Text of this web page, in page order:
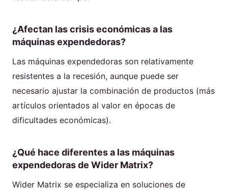
¿Afectan las crisis económicas a las
máquinas expendedoras?
Las máquinas expendedoras son relativamente
resistentes a la recesión, aunque puede ser
necesario ajustar la combinación de productos (más
artículos orientados al valor en épocas de
dificultades económicas).
¿Qué hace diferentes a las máquinas
expendedoras de Wider Matrix?
Wider Matrix se especializa en soluciones de